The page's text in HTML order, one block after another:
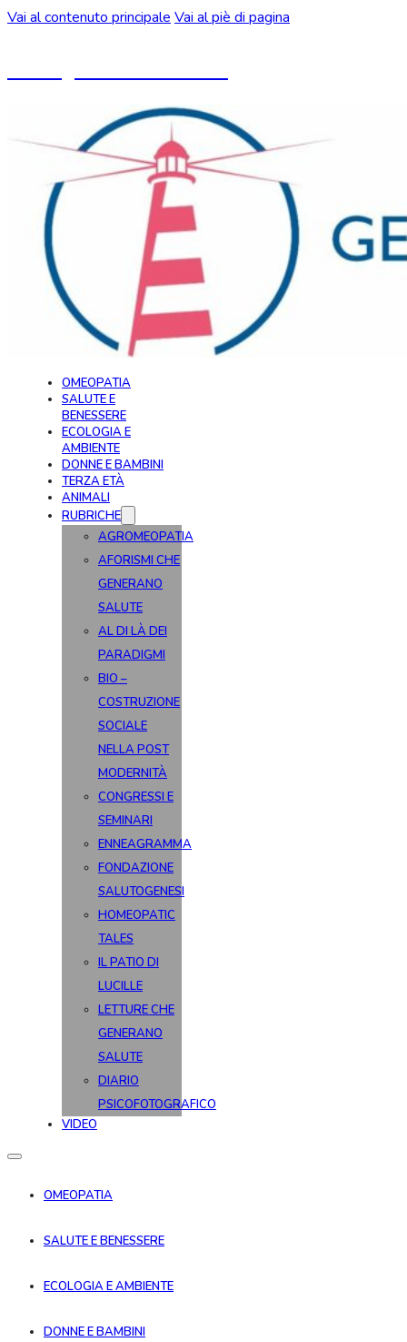
Vai al contenuto principale Vai al piè di pagina
OMEOPATIA
SALUTE E
BENESSERE
ECOLOGIA E
AMBIENTE
DONNE E BAMBINI
TERZA ETÀ
ANIMALI
RUBRICHE
AGROMEOPATIA
AFORISMI CHE
GENERANO
SALUTE
AL DI LÀ DEI
PARADIGMI
BIO –
COSTRUZIONE
SOCIALE
NELLA POST
MODERNITÀ
CONGRESSI E
SEMINARI
ENNEAGRAMMA
FONDAZIONE
SALUTOGENESI
HOMEOPATIC
TALES
IL PATIO DI
LUCILLE
LETTURE CHE
GENERANO
SALUTE
DIARIO
PSICOFOTOGRAFICO
VIDEO
OMEOPATIA
SALUTE E BENESSERE
ECOLOGIA E AMBIENTE
DONNE E BAMBINI